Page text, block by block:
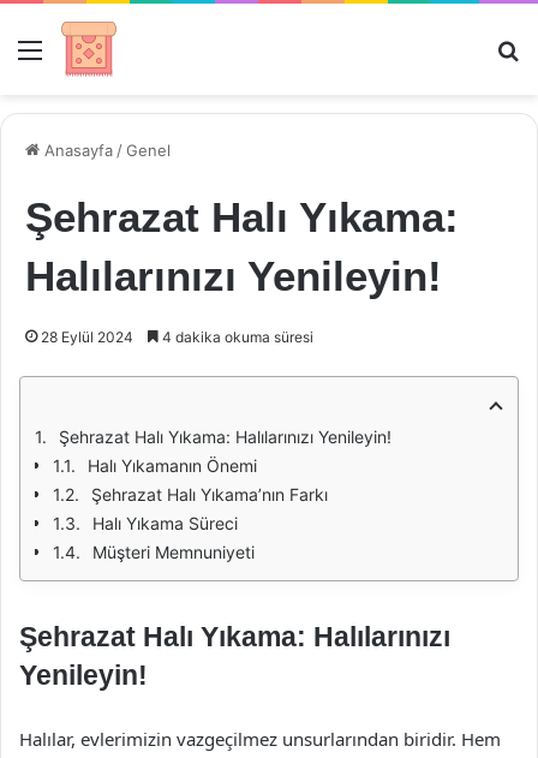
Menü
Anasayfa /Genel
Şehrazat Halı Yıkama:
Halılarınızı Yenileyin!
28 Eylül 2024 4 dakika okuma süresi
Şehrazat Halı Yıkama: Halılarınızı Yenileyin!
Halı Yıkamanın Önemi
Şehrazat Halı Yıkama’nın Farkı
Halı Yıkama Süreci
Müşteri Memnuniyeti
Şehrazat Halı Yıkama: Halılarınızı
Yenileyin!
Halılar, evlerimizin vazgeçilmez unsurlarından biridir. Hem